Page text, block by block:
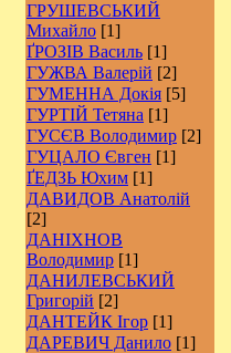
ГРУШЕВСЬКИЙ
Михайло [1]
ҐРОЗІВ Василь [1]
ГУЖВА Валерій [2]
ГУМЕННА Докія [5]
ГУРТІЙ Тетяна [1]
ГУСЄВ Володимир [2]
ГУЦАЛО Євген [1]
ҐЕДЗЬ Юхим [1]
ДАВИДОВ Анатолій
[2]
ДАНІХНОВ
Володимир [1]
ДАНИЛЕВСЬКИЙ
Григорій [2]
ДАНТЕЙК Ігор [1]
ДАРЕВИЧ Данило [1]